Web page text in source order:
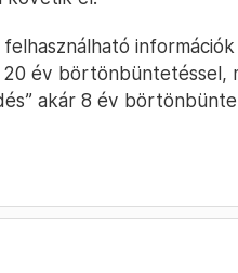
év börtönbüntetéssel,
akár 8 év